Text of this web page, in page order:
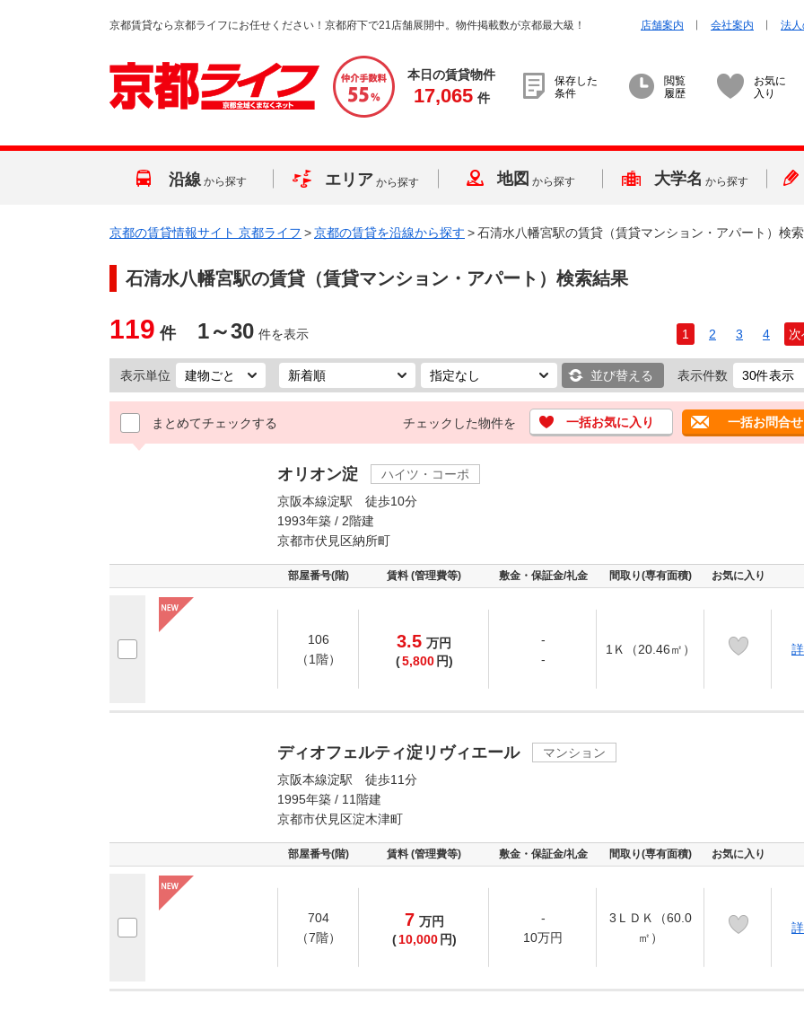
京都賃貸なら京都ライフにお任せください！京都府下で21店舗展開中。物件掲載数が京都最大級！ 店舗案内 会社案内 法
本日の賃貸物件
17,065 件
保存した
条件
閲覧
履歴
お気に
入り
沿線 から探す エリア から探す 地図 から探す 大学名 から探す
京都の賃貸情報サイト 京都ライフ >京都の賃貸を沿線から探す >石清水八幡宮駅の賃貸（賃貸マンション・アパート）検
石清水八幡宮駅の賃貸（賃貸マンション・アパート）検索結果
119 件 1～30 件を表示 1 2 3 4
表示単位 並び替える 表示件数
まとめてチェックする チェックした物件を 一括お気に入り 一括お問合せ
オリオン淀
ハイツ・コーポ
京阪本線淀駅 徒歩10分
1993年築 / 2階建
京都市伏見区納所町
部屋番号(階) 賃料 (管理費等) 敷金・保証金/礼金 間取り(専有面積) お気に入り
106
（1階）
3.5 万円
(5,800 円)
-
-
1Ｋ（20.46㎡）
ディオフェルティ淀リヴィエール
マンション
京阪本線淀駅 徒歩11分
1995年築 / 11階建
京都市伏見区淀木津町
部屋番号(階) 賃料 (管理費等) 敷金・保証金/礼金 間取り(専有面積) お気に入り
704
（7階）
7 万円
( 10,000 円)
-
10万円
3ＬＤＫ（60.0
㎡）